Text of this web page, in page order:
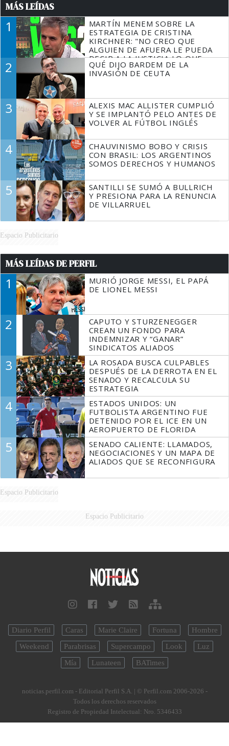
MÁS LEÍDAS
1
MARTÍN MENEM SOBRE LA
ESTRATEGIA DE CRISTINA
KIRCHNER: "NO CREO QUE
ALGUIEN DE AFUERA LE PUEDA
DECIR A LA JUSTICIA LO QUE
TIENE QUE HACER"
2
QUÉ DIJO BARDEM DE LA
INVASIÓN DE CEUTA
3
ALEXIS MAC ALLISTER CUMPLIÓ
Y SE IMPLANTÓ PELO ANTES DE
VOLVER AL FÚTBOL INGLÉS
4
CHAUVINISMO BOBO Y CRISIS
CON BRASIL: LOS ARGENTINOS
SOMOS DERECHOS Y HUMANOS
5
SANTILLI SE SUMÓ A BULLRICH
Y PRESIONA PARA LA RENUNCIA
DE VILLARRUEL
Espacio Publicitario
MÁS LEÍDAS DE PERFIL
1
MURIÓ JORGE MESSI, EL PAPÁ
DE LIONEL MESSI
2
CAPUTO Y STURZENEGGER
CREAN UN FONDO PARA
INDEMNIZAR Y “GANAR”
SINDICATOS ALIADOS
3
LA ROSADA BUSCA CULPABLES
DESPUÉS DE LA DERROTA EN EL
SENADO Y RECALCULA SU
ESTRATEGIA
4
ESTADOS UNIDOS: UN
FUTBOLISTA ARGENTINO FUE
DETENIDO POR EL ICE EN UN
AEROPUERTO DE FLORIDA
5
SENADO CALIENTE: LLAMADOS,
NEGOCIACIONES Y UN MAPA DE
ALIADOS QUE SE RECONFIGURA
Espacio Publicitario
Espacio Publicitario
Diario Perfil Caras Marie Claire Fortuna
Hombre
Weekend
Parabrisas Supercampo Look
Luz
Mía
Lunateen BATimes
noticias.perfil.com - Editorial Perfil S.A. | © Perfil.com 2006-2026 -
Todos los derechos reservados
Registro de Propiedad Intelectual: Nro. 5346433